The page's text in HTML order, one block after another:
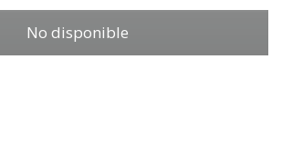
No disponible